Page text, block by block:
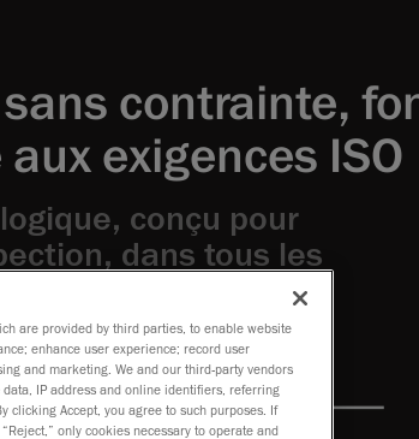
contrainte,
exigences ISO
conçu pour
dans tous les
are provided by third parties, to enable website
enhance user experience; record user
and marketing. We and our third-party vendors
IP address and online identifiers, referring
clicking Accept, you agree to such purposes. If
only cookies necessary to operate and